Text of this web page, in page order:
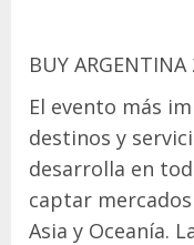
BUY ARGENTINA
El evento más
destinos y
desarrolla en
captar
Asia y Oceanía.